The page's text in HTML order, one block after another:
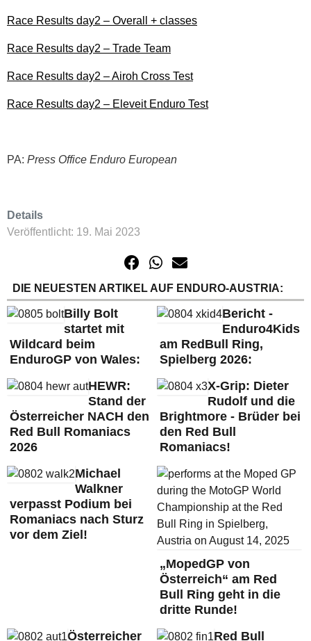
Race Results day2 – Overall + classes
Race Results day2 – Trade Team
Race Results day2 – Airoh Cross Test
Race Results day2 – Eleveit Enduro Test
PA: Press Office Enduro European
Details
Veröffentlicht: 19. Mai 2023
DIE NEUESTEN ARTIKEL AUF ENDURO-AUSTRIA:
Billy Bolt
startet mit
Wildcard beim
EnduroGP von Wales:
Bericht -
Enduro4Kids
am RedBull Ring,
Spielberg 2026:
HEWR:
Stand der
Österreicher NACH den
Red Bull Romaniacs
2026
X-Grip: Dieter
Rudolf und die
Brightmore - Brüder bei
den Red Bull
Romaniacs!
Michael
Walkner
verpasst Podium bei
Romaniacs nach Sturz
vor dem Ziel!
„MopedGP von
Österreich“ am Red
Bull Ring geht in die
dritte Runde!
Österreicher
Red Bull